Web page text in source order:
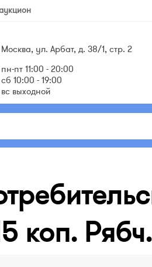
Москва, ул. Арбат, д. 38/1, стр. 2
пн-пт 11:00 - 20:00
сб 10:00 - 19:00
вс выходной
коп.